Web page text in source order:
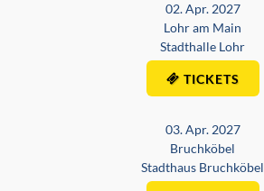
02. Apr. 2027
Lohr am Main
Stadthalle Lohr
TICKETS
03. Apr. 2027
Bruchköbel
Stadthaus Bruchköbel